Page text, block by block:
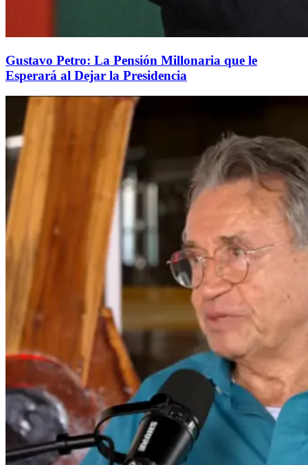
Gustavo Petro: La Pensión Millonaria que le
Esperará al Dejar la Presidencia